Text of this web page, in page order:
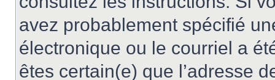
avez probablement spécifié
électronique ou le courriel a
êtes certain(e) que l’adresse